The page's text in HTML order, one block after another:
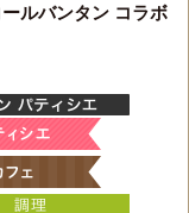
ルバンタン コラボ